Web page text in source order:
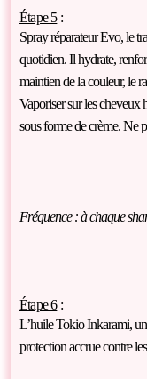
Étape 5:
Spray réparateur Evo, le
quotidien. Il hydrate,
maintien de la couleur, le
Vaporiser sur les cheveux
sous forme de crème. Ne
Fréquence : à chaque
Étape 6:
L’huile Tokio Inkarami,
protection accrue contre